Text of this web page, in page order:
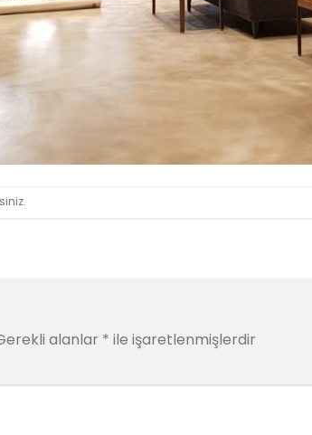
alanlar * ile işaretlenmişlerdir